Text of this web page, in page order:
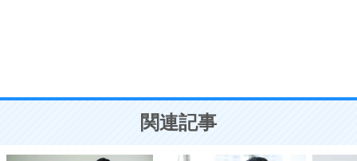
ことが大切。
関連記事